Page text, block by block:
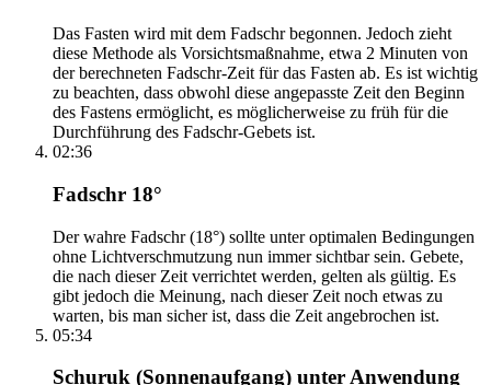
Das Fasten wird mit dem Fadschr begonnen. Jedoch zieht
diese Methode als Vorsichtsmaßnahme, etwa 2 Minuten von
der berechneten Fadschr-Zeit für das Fasten ab. Es ist wichtig
zu beachten, dass obwohl diese angepasste Zeit den Beginn
des Fastens ermöglicht, es möglicherweise zu früh für die
Durchführung des Fadschr-Gebets ist.
02:36
Fadschr 18°
Der wahre Fadschr (18°) sollte unter optimalen Bedingungen
ohne Lichtverschmutzung nun immer sichtbar sein. Gebete,
die nach dieser Zeit verrichtet werden, gelten als gültig. Es
gibt jedoch die Meinung, nach dieser Zeit noch etwas zu
warten, bis man sicher ist, dass die Zeit angebrochen ist.
05:34
Schuruk (Sonnenaufgang) unter Anwendung